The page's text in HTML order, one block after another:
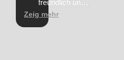
freundlich und
hilfsbereit
beschrieben.
Zeig mehr